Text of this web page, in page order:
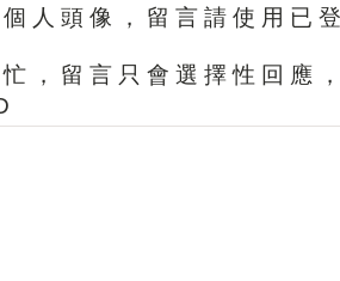
人 頭 像 ， 留 言 請 使 用 已
， 留 言 只 會 選 擇 性 回 應